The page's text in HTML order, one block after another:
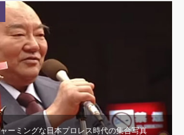
ーミングな日本プロレス時代の集合写真